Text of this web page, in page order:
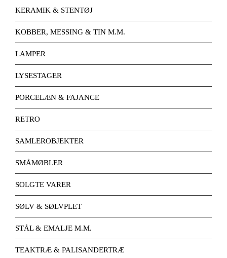
KERAMIK & STENTØJ
KOBBER, MESSING & TIN M.M.
LAMPER
LYSESTAGER
PORCELÆN & FAJANCE
RETRO
SAMLEROBJEKTER
SMÅMØBLER
SOLGTE VARER
SØLV & SØLVPLET
STÅL & EMALJE M.M.
TEAKTRÆ & PALISANDERTRÆ